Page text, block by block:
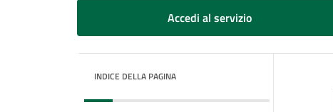
Accedi al servizio
INDICE DELLA PAGINA